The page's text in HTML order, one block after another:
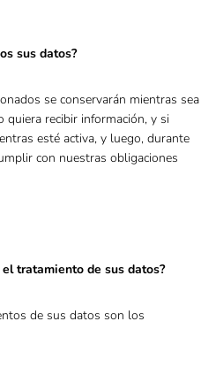
sus datos?
se conservarán mientras sea
quiera recibir información, y si
esté activa, y luego, durante
con nuestras obligaciones
tratamiento de sus datos?
de sus datos son los